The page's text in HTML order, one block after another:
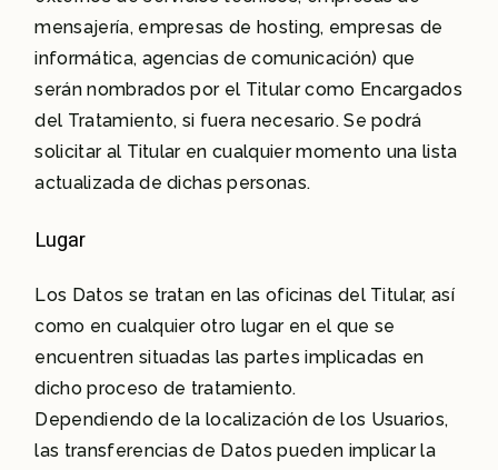
mensajería, empresas de hosting, empresas de
informática, agencias de comunicación) que
serán nombrados por el Titular como Encargados
del Tratamiento, si fuera necesario. Se podrá
solicitar al Titular en cualquier momento una lista
actualizada de dichas personas.
Lugar
Los Datos se tratan en las oficinas del Titular, así
como en cualquier otro lugar en el que se
encuentren situadas las partes implicadas en
dicho proceso de tratamiento.
Dependiendo de la localización de los Usuarios,
las transferencias de Datos pueden implicar la